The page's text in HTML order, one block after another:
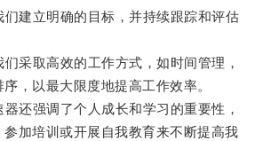
建立明确的目标，并持续跟踪和评估
取高效的工作方式，如时间管理，
，以最大限度地提高工作效率。
强调了个人成长和学习的重要性，
加培训或开展自我教育来不断提高我